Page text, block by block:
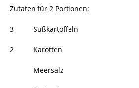
Zutaten für 2 Portionen:
3 Süßkartoffeln
2 Karotten
Meersalz